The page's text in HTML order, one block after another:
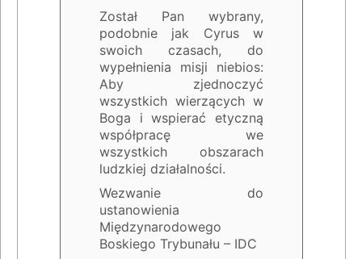
Został Pan wybrany,
podobnie jak Cyrus w
swoich czasach, do
wypełnienia misji niebios:
Aby zjednoczyć
wszystkich wierzących w
Boga i wspierać etyczną
współpracę we
wszystkich obszarach
ludzkiej działalności.
Wezwanie do
ustanowienia
Międzynarodowego
Boskiego Trybunału – IDC